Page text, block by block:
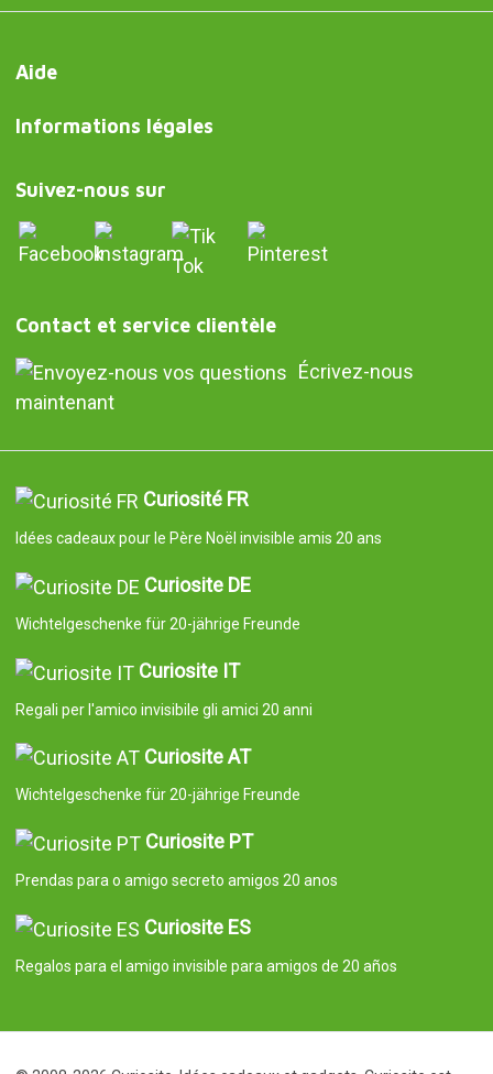
Aide
Informations légales
Suivez-nous sur
Contact et service clientèle
Écrivez-nous
maintenant
Curiosité FR
Idées cadeaux pour le Père Noël invisible amis 20 ans
Curiosite DE
Wichtelgeschenke für 20-jährige Freunde
Curiosite IT
Regali per l'amico invisibile gli amici 20 anni
Curiosite AT
Wichtelgeschenke für 20-jährige Freunde
Curiosite PT
Prendas para o amigo secreto amigos 20 anos
Curiosite ES
Regalos para el amigo invisible para amigos de 20 años